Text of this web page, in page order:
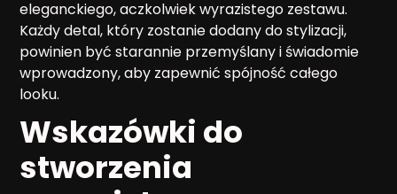
eleganckiego, aczkolwiek wyrazistego zestawu.
Każdy detal, który zostanie dodany do stylizacji,
powinien być starannie przemyślany i świadomie
wprowadzony, aby zapewnić spójność całego
looku.
Wskazówki do
stworzenia